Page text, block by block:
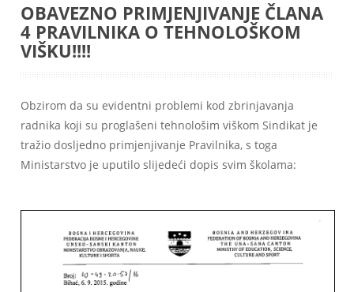
OBAVEZNO PRIMJENJIVANJE ČLANA
4 PRAVILNIKA O TEHNOLOŠKOM
VIŠKU!!!!
Obzirom da su evidentni problemi kod zbrinjavanja
radnika koji su proglašeni tehnološim viškom Sindikat je
tražio dosljedno primjenjivanje Pravilnika, s toga
Ministarstvo je uputilo slijedeći dopis svim školama: